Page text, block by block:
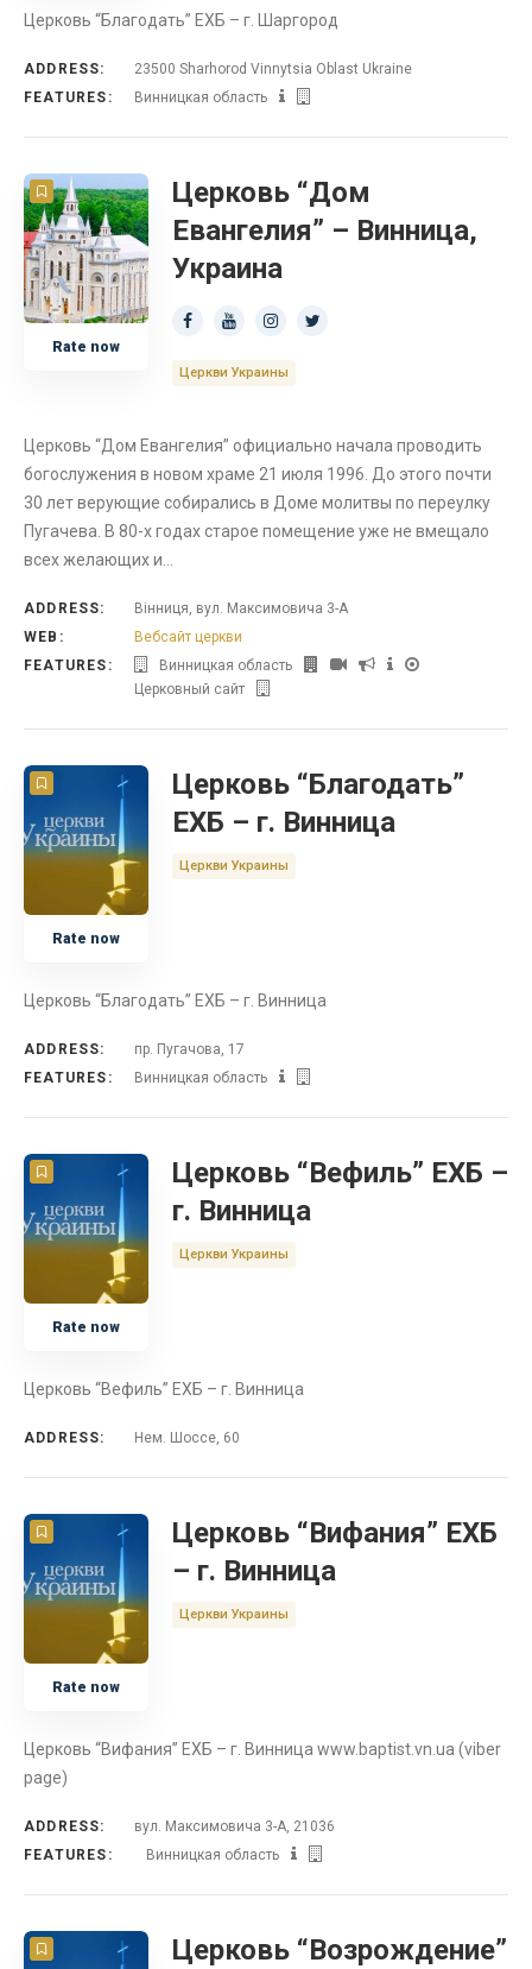
Прямая трансляция
Радиостанция
Украина
Винницкая область
Церковь “Благодать” ЕХБ – г. Шаргород
ADDRESS:
23500 Sharhorod Vinnytsia Oblast Ukraine
FEATURES:
Винницкая область
Rate now
Церковь “Дом
Евангелия” – Винница,
Украина
Церкви Украины
Церковь “Дом Евангелия” официально начала проводить
богослужения в новом храме 21 июля 1996. До этого почти
30 лет верующие собирались в Доме молитвы по переулку
Пугачева. В 80-х годах старое помещение уже не вмещало
всех желающих и…
ADDRESS:
Вінниця, вул. Максимовича 3-А
WEB:
Вебсайт церкви
FEATURES:
Винницкая область
Церковный сайт
Rate now
Церковь “Благодать”
ЕХБ – г. Винница
Церкви Украины
Церковь “Благодать” ЕХБ – г. Винница
ADDRESS:
пр. Пугачова, 17
FEATURES:
Винницкая область
Rate now
Церковь “Вефиль” ЕХБ –
г. Винница
Церкви Украины
Церковь “Вефиль” ЕХБ – г. Винница
ADDRESS: Нем. Шоссе, 60
Rate now
Церковь “Вифания” ЕХБ
– г. Винница
Церкви Украины
Церковь “Вифания” ЕХБ – г. Винница www.baptist.vn.ua (viber
page)
ADDRESS:
вул. Максимовича 3-А, 21036
FEATURES:
Винницкая область
Церковь “Возрождение”